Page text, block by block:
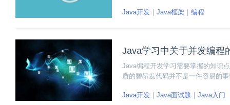
Java开发 Java框架 编程
Java学习中关于并发编程
Java编程开发学习需要掌握的知识
质的碧昂发代码并不是一件容易的
Java开发
Java面试题 Java入门